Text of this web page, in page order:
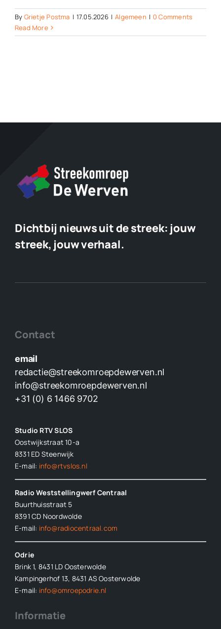
By Grietje Postma | 17.05.2026 | Algemeen | 0 Comments
Read More
Dichtbij nieuws uit de streek: jouw
streek, jouw verhaal.
Contact
email
redactie@streekomroepdewerven.nl
info@streekomroepdewerven.nl
+31 (0) 6 1466 9702
Studio RTV SLOS
Oostwijkstraat 10-a
8331 ED Steenwijk
E-mail: info@rtvslos.nl
Radio Weststellingwerf Centraal
Buurthuisstraat 5
8391 CD Noordwolde
E-mail: info@radiocentraal.com
Odrie
Brink 1, 8431 LD Oosterwolde
Kampingerhof 13, 8431 AS Oosterwolde
E-mail: info@omroepodrie.nl
Informatie